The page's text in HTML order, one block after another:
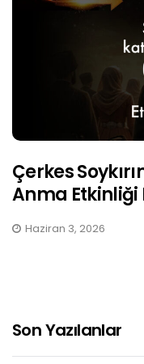
Çerkes
Anma Etkinliği
Haziran 3, 2026
Son Yazılanlar